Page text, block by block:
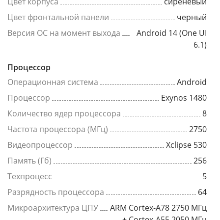
Цвет фронтальной панели
черный
Версия ОС на момент выхода
Android 14 (One UI
6.1)
Процессор
Операционная система
Android
Процессор
Exynos 1480
Количество ядер процессора
8
Частота процессора (МГц)
2750
Видеопроцессор
Xclipse 530
Память (Гб)
256
Техпроцесс
5
Разрядность процессора
64
Микроархитектура ЦПУ
ARM Cortex-A78 2750 МГц